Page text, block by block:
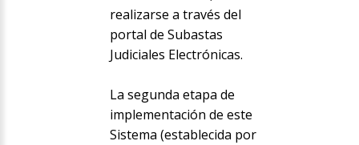
realizarse a través del
portal de Subastas
Judiciales Electrónicas.
La segunda etapa de
implementación de este
Sistema (establecida por